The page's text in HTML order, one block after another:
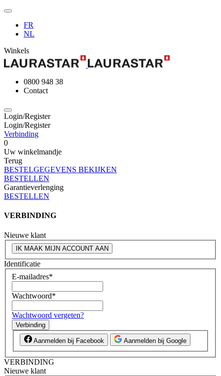
FR
NL
Winkels
0800 948 38
Contact
Login/Register
Login/Register
Verbinding
0
Uw winkelmandje
Terug
BESTELGEGEVENS BEKIJKEN
BESTELLEN
Garantieverlenging
BESTELLEN
VERBINDING
Nieuwe klant
IK MAAK MIJN ACCOUNT AAN
Identificatie
E-mailadres*
Wachtwoord*
Wachtwoord vergeten?
Verbinding
Aanmelden bij Facebook Aanmelden bij Google
VERBINDING
Nieuwe klant